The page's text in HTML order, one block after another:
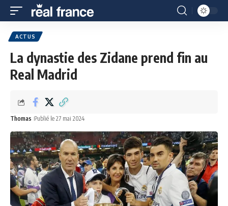
ACTUS
La dynastie des Zidane prend fin au
Real Madrid
Thomas Publié le 27 mai 2024